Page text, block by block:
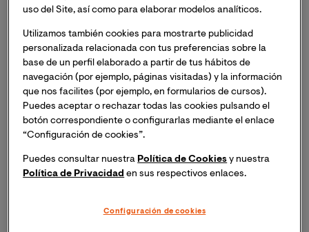
bajo rendimiento, subrayando que esta circunstancia
de su etapa educativa, aunque sea de forma
momentánea.
Frases y citas sobre educación y
educación inclusiva
Lasfrases y citas, sobre todo cuando provienen de
instituciones de prestigio, de expertos o de personas
ideas y posiciones, proporcionando fuerza para salir
uso del Site, así como para elaborar modelos analíticos.
Utilizamos también cookies para mostrarte publicidad
personalizada relacionada con tus preferencias sobre la
base de un perfil elaborado a partir de tus hábitos de
navegación (por ejemplo, páginas visitadas) y la información
que nos facilites (por ejemplo, en formularios de cursos).
Puedes aceptar o rechazar todas las cookies pulsando el
botón correspondiente o configurarlas mediante el enlace
“Configuración de cookies”.
Puedes consultar nuestra Política de Cookies y nuestra
Política de Privacidad en sus respectivos enlaces.
Configuración de cookies